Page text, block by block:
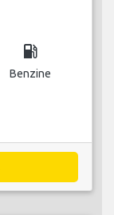
local_gas_station
Benzine